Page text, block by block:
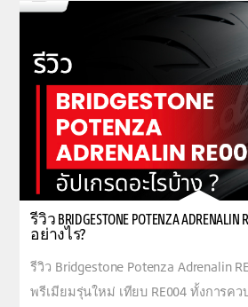
รีวิว BRIDGESTONE POTENZA
อย่างไร?
รีวิว Bridgestone Potenza Adrenalin
พรีเมียมรุ่นใหม่ เทียบ RE004 ทั้งการค